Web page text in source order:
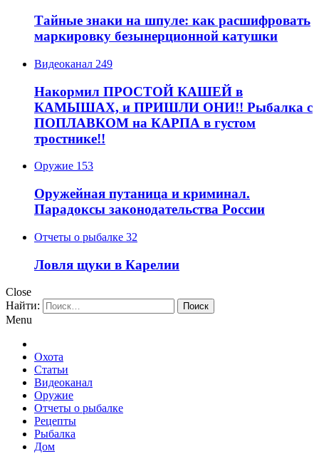
Тайные знаки на шпуле: как расшифровать
маркировку безынерционной катушки
Видеоканал 249
Накормил ПРОСТОЙ КАШЕЙ в
КАМЫШАХ, и ПРИШЛИ ОНИ!! Рыбалка с
ПОПЛАВКОМ на КАРПА в густом
тростнике!!
Оружие 153
Оружейная путаница и криминал.
Парадоксы законодательства России
Отчеты о рыбалке 32
Ловля щуки в Карелии
Close
Найти:
Menu
Охота
Статьи
Видеоканал
Оружие
Отчеты о рыбалке
Рецепты
Рыбалка
Дом